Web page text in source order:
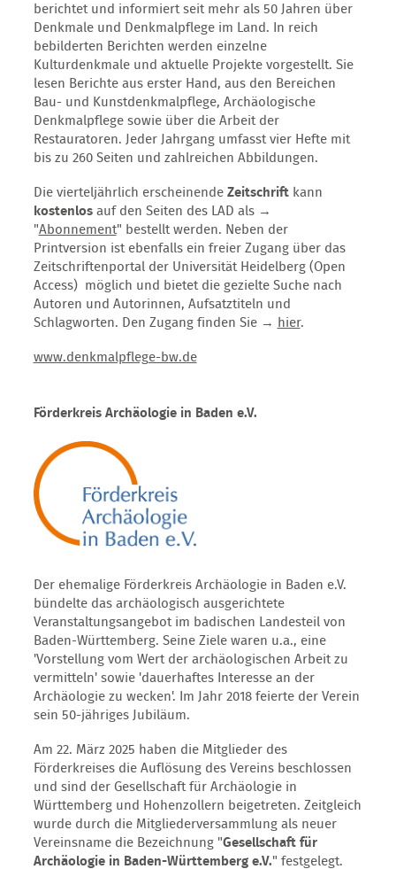
berichtet und informiert seit mehr als 50 Jahren über
Denkmale und Denkmalpflege im Land. In reich
bebilderten Berichten werden einzelne
Kulturdenkmale und aktuelle Projekte vorgestellt. Sie
lesen Berichte aus erster Hand, aus den Bereichen
Bau- und Kunstdenkmalpflege, Archäologische
Denkmalpflege sowie über die Arbeit der
Restauratoren. Jeder Jahrgang umfasst vier Hefte mit
bis zu 260 Seiten und zahlreichen Abbildungen.
Die vierteljährlich erscheinende Zeitschriftkann
kostenlosauf den Seiten des LAD als →
"Abonnement" bestellt werden. Neben der
Printversion ist ebenfalls ein freier Zugang über das
Zeitschriftenportal der Universität Heidelberg (Open
Access) möglich und bietet die gezielte Suche nach
Autoren und Autorinnen, Aufsatztiteln und
Schlagworten. Den Zugang finden Sie → hier.
www.denkmalpflege-bw.de
Förderkreis Archäologie in Baden e.V.
Der ehemalige Förderkreis Archäologie in Baden e.V.
bündelte das archäologisch ausgerichtete
Veranstaltungsangebot im badischen Landesteil von
Baden-Württemberg. Seine Ziele waren u.a., eine
'Vorstellung vom Wert der archäologischen Arbeit zu
vermitteln' sowie 'dauerhaftes Interesse an der
Archäologie zu wecken'. Im Jahr 2018 feierte der Verein
sein 50-jähriges Jubiläum.
Am 22. März 2025 haben die Mitglieder des
Förderkreises die Auflösung des Vereins beschlossen
und sind der Gesellschaft für Archäologie in
Württemberg und Hohenzollern beigetreten. Zeitgleich
wurde durch die Mitgliederversammlung als neuer
Vereinsname die Bezeichnung "Gesellschaft für
Archäologie in Baden-Württemberg e.V." festgelegt.